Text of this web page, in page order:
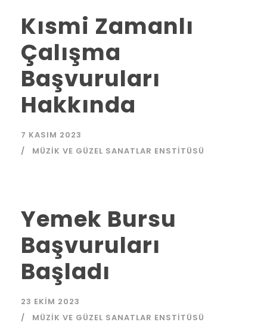
Kısmi Zamanlı
Çalışma
Başvuruları
Hakkında
7 KASIM 2023
MÜZIK VE GÜZEL SANATLAR ENSTITÜSÜ
Yemek Bursu
Başvuruları
Başladı
23 EKIM 2023
MÜZIK VE GÜZEL SANATLAR ENSTITÜSÜ